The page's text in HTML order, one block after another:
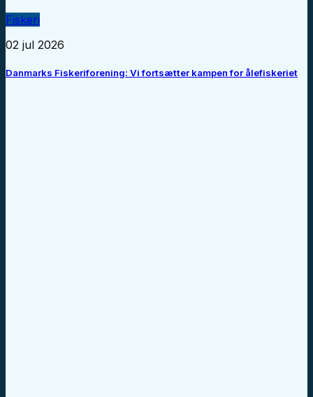
Fiskeri
02 jul 2026
Danmarks Fiskeriforening: Vi fortsætter kampen for ålefiskeriet